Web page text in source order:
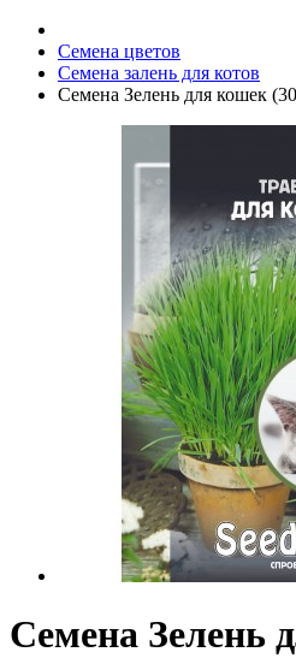
Семена цветов
Семена залень для котов
Семена Зелень для кошек
Семена Зелень